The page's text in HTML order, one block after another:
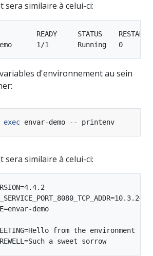
sera similaire à celui-ci:
READY     STATUS
d'environnement au sein
exec
sera similaire à celui-ci:
demo
from the environment